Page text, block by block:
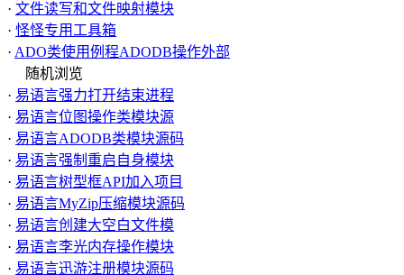
· 文件读写和文件映射模块
· 怪怪专用工具箱
· ADO类使用例程ADODB操作外部
随机浏览
· 易语言强力打开结束进程
· 易语言位图操作类模块源
· 易语言ADODB类模块源码
· 易语言强制重启自身模块
· 易语言树型框API加入项目
· 易语言MyZip压缩模块源码
· 易语言创建大空白文件模
· 易语言李光内存操作模块
· 易语言迅游注册模块源码